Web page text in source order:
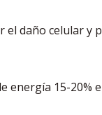
el daño celular y
energía 15-20%